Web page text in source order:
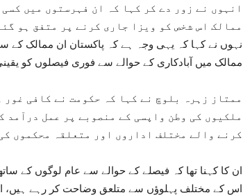
انہوں نے زور دے کر کہا کہ ان فہرستوں میں
ممالک اس شخص کو ویزا جاری کرنے پر متفق ہو
نہوں نے کہا کہ یہی وجہ ہے کہ پاکستان ان ممالک
ممالک میں آبادکاری کے حوالے سے فوری فیصلوں کو
ممتاز زہرہ بلوچ نے کہا کہ حکومت نے کافی
ملکیوں کی وطن واپسی کے منصوبے پر عمل درآمد
کرنے والے مختلف اداروں اور متعلقہ محکموں
ان کا کہنا تھا کہ فیصلے کے حوالے سے عام لوگوں کے
اس کے مختلف پہلوؤں سے متلعق وضاحت کر رہے ہیں،